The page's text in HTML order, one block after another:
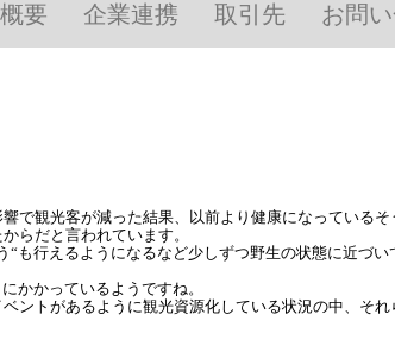
要 企業連携 取引先 お問
で観光客が減った結果、以前より健康になっているそ
らだと言われています。
も行えるようになるなど少しずつ野生の状態に近づい
かかっているようですね。
ントがあるように観光資源化している状況の中、それ